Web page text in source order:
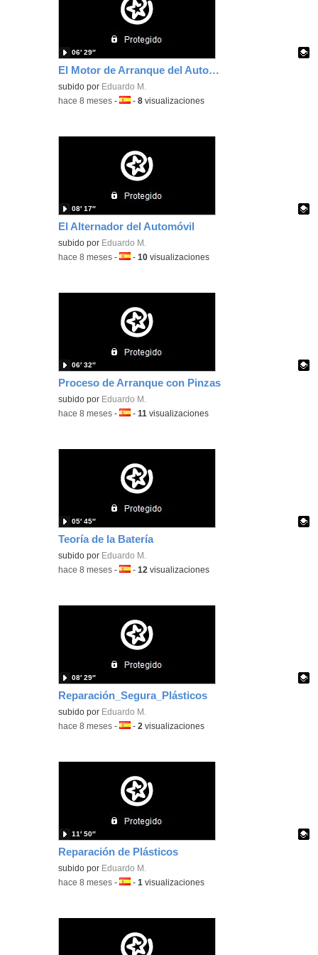
El Motor de Arranque del Automóvil
Contenido educativo.
subido por Eduardo M.
06′ 29″
-hace 8 meses -Idioma:
-8 visualizaciones
El Alternador del Automóvil
Contenido educativo.
subido por Eduardo M.
08′ 17″
-hace 8 meses -Idioma:
-10 visualizaciones
Proceso de Arranque con Pinzas
Contenido educativo.
subido por Eduardo M.
06′ 32″
-hace 8 meses -Idioma:
-11 visualizaciones
Teoría de la Batería
Contenido educativo.
subido por Eduardo M.
05′ 45″
-hace 8 meses -Idioma:
-12 visualizaciones
Reparación_Segura_Plásticos
Contenido educativo.
subido por Eduardo M.
08′ 29″
-hace 8 meses -Idioma:
-2 visualizaciones
Reparación de Plásticos
Contenido educativo.
subido por Eduardo M.
11′ 50″
-hace 8 meses -Idioma:
-1 visualizaciones